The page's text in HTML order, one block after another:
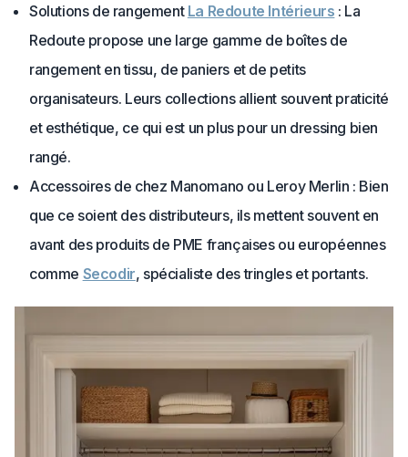
Solutions de rangement La Redoute Intérieurs : La
Redoute propose une large gamme de boîtes de
rangement en tissu, de paniers et de petits
organisateurs. Leurs collections allient souvent praticité
et esthétique, ce qui est un plus pour un dressing bien
rangé.
Accessoires de chez Manomano ou Leroy Merlin : Bien
que ce soient des distributeurs, ils mettent souvent en
avant des produits de PME françaises ou européennes
comme Secodir, spécialiste des tringles et portants.